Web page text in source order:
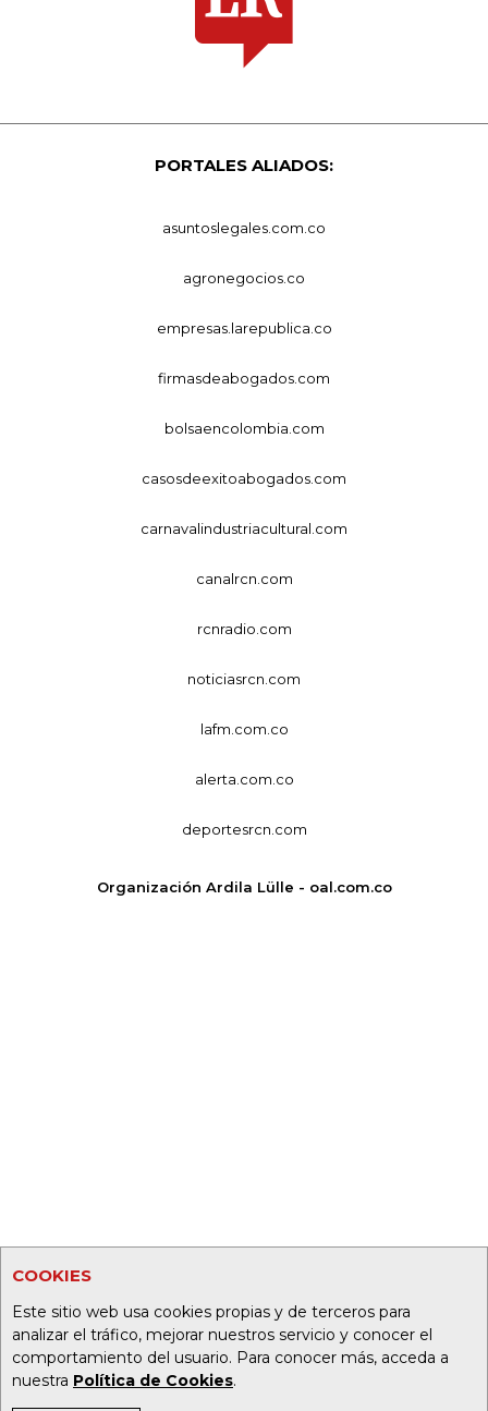
COOKIES
Este sitio web usa cookies propias y de terceros para
analizar el tráfico, mejorar nuestros servicio y conocer el
comportamiento del usuario. Para conocer más, acceda a
nuestra Política de Cookies.
PORTALES ALIADOS:
asuntoslegales.com.co
agronegocios.co
empresas.larepublica.co
firmasdeabogados.com
bolsaencolombia.com
casosdeexitoabogados.com
carnavalindustriacultural.com
canalrcn.com
rcnradio.com
noticiasrcn.com
lafm.com.co
alerta.com.co
deportesrcn.com
Organización Ardila Lülle - oal.com.co